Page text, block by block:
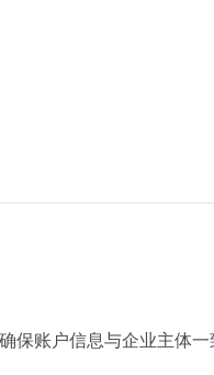
确保账户信息与企业主体一